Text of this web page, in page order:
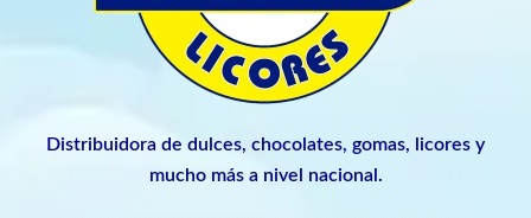
Distribuidora de dulces, chocolates, gomas, licores y
mucho más a nivel nacional.